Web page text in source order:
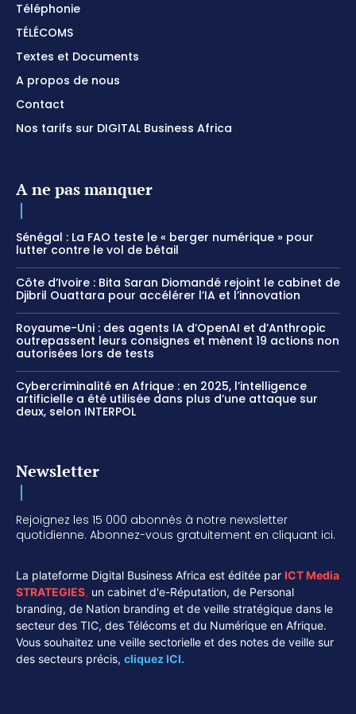
Téléphonie
TÉLÉCOMS
Textes et Documents
A propos de nous
Contact
Nos tarifs sur DIGITAL Business Africa
A ne pas manquer
Sénégal : La FAO teste le « berger numérique » pour
lutter contre le vol de bétail
Côte d’Ivoire : Bita Saran Diomandé rejoint le cabinet de
Djibril Ouattara pour accélérer l’IA et l’innovation
Royaume-Uni : des agents IA d’OpenAI et d’Anthropic
outrepassent leurs consignes et mènent 19 actions non
autorisées lors de tests
Cybercriminalité en Afrique : en 2025, l’intelligence
artificielle a été utilisée dans plus d’une attaque sur
deux, selon INTERPOL
Newsletter
Rejoignez les 15 000 abonnés à notre newsletter
quotidienne. Abonnez-vous gratuitement en cliquant ici.
La plateforme Digital Business Africa est éditée par ICT Media
STRATEGIES, un cabinet d'e-Réputation, de Personal
branding, de Nation branding et de veille stratégique dans le
secteur des TIC, des Télécoms et du Numérique en Afrique.
Vous souhaitez une veille sectorielle et des notes de veille sur
des secteurs précis, cliquez ICI.